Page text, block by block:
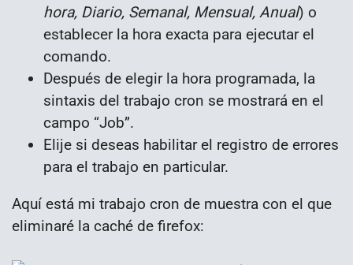
hora, Diario, Semanal, Mensual, Anual) o
establecer la hora exacta para ejecutar el
comando.
Después de elegir la hora programada, la
sintaxis del trabajo cron se mostrará en el
campo “Job”.
Elije si deseas habilitar el registro de errores
para el trabajo en particular.
Aquí está mi trabajo cron de muestra con el que
eliminaré la caché de firefox: